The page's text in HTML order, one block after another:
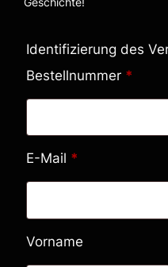
Identifizierung des
Bestellnummer *
E-Mail *
E
Vorname